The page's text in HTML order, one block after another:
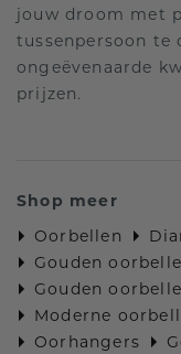
jouw droom met
tussenpersoon te
ongeëvenaarde
prijzen.
Shop meer
Oorbellen
Gouden
Gouden
Moderne
Oorhangers